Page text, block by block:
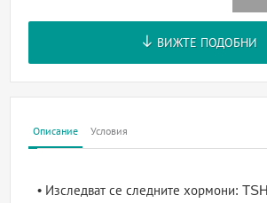
ВИЖТЕ ПОДОБНИ
Описание Условия
• Изследват се следните хормони: